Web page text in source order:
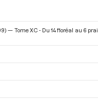
— Tome XC - Du 14 floréal au 6